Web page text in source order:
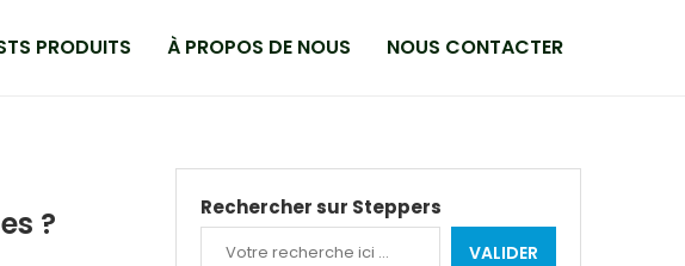
PRODUITS À PROPOS DE NOUS NOUS CONTACTER
? Rechercher sur Steppers
VALIDER